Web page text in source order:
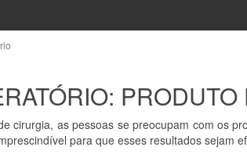
cirurgia, as pessoas se preocupam com os
para que esses resultados sejam